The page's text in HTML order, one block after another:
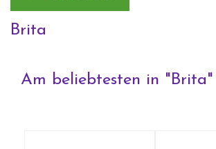
Brita
Am beliebtesten in "Brita"